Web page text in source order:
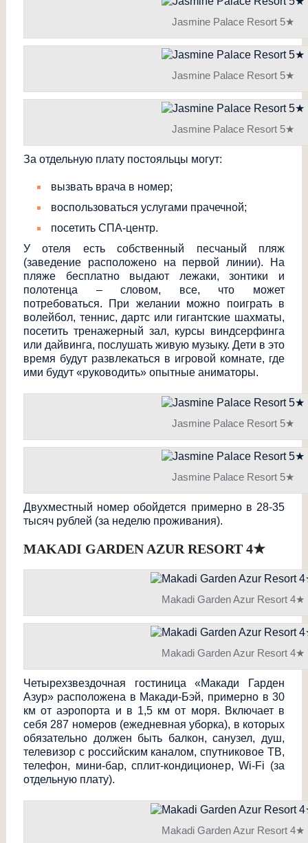
Jasmine Palace Resort 5★
Jasmine Palace Resort 5★
Jasmine Palace Resort 5★
За отдельную плату постояльцы могут:
вызвать врача в номер;
воспользоваться услугами прачечной;
посетить СПА-центр.
У отеля есть собственный песчаный пляж
(заведение расположено на первой линии). На
пляже бесплатно выдают лежаки, зонтики и
полотенца – словом, все, что может
потребоваться. При желании можно поиграть в
волейбол, теннис, дартс или гигантские шахматы,
посетить тренажерный зал, курсы виндсерфинга
или дайвинга, послушать живую музыку. Дети в это
время будут развлекаться в игровой комнате, где
ими будут «руководить» опытные аниматоры.
Jasmine Palace Resort 5★
Jasmine Palace Resort 5★
Двухместный номер обойдется примерно в 28-35
тысяч рублей (за неделю проживания).
MAKADI GARDEN AZUR RESORT 4★
Makadi Garden Azur Resort 4★
Makadi Garden Azur Resort 4★
Четырехзвездочная гостиница «Макади Гарден
Азур» расположена в Макади-Бэй, примерно в 30
км от аэропорта и в 1,5 км от моря. Включает в
себя 287 номеров (ежедневная уборка), в которых
обязательно должен быть балкон, санузел, душ,
телевизор с российским каналом, спутниковое ТВ,
телефон, мини-бар, сплит-кондиционер, Wi-Fi (за
отдельную плату).
Makadi Garden Azur Resort 4★